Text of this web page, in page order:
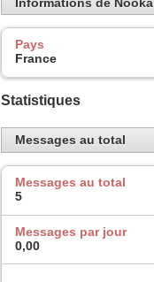
Pays
France
Statistiques
Messages au total
Messages au total
5
Messages par jour
0,00